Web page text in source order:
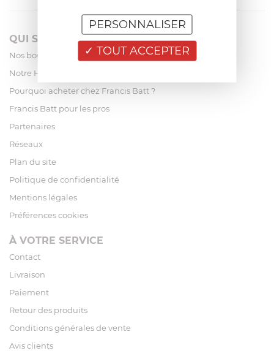
QUI SOMMES-NOUS?
Nos boutiques
Notre Histoire
Pourquoi acheter chez Francis Batt ?
Francis Batt pour les pros
Partenaires
Réseaux
Plan du site
Politique de confidentialité
Mentions légales
Préférences cookies
À VOTRE SERVICE
Contact
Livraison
Paiement
Retour des produits
Conditions générales de vente
Avis clients
TOUT ACCEPTER
PERSONNALISER